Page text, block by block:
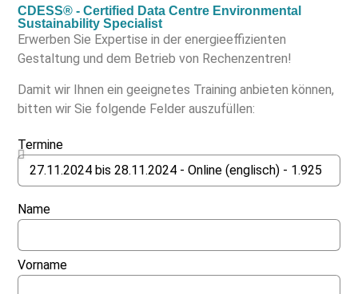
CDESS® - Certified Data Centre Environmental
Sustainability Specialist
Erwerben Sie Expertise in der energieeffizienten
Gestaltung und dem Betrieb von Rechenzentren!
Damit wir Ihnen ein geeignetes Training anbieten können,
bitten wir Sie folgende Felder auszufüllen:
Termine
Name
Vorname